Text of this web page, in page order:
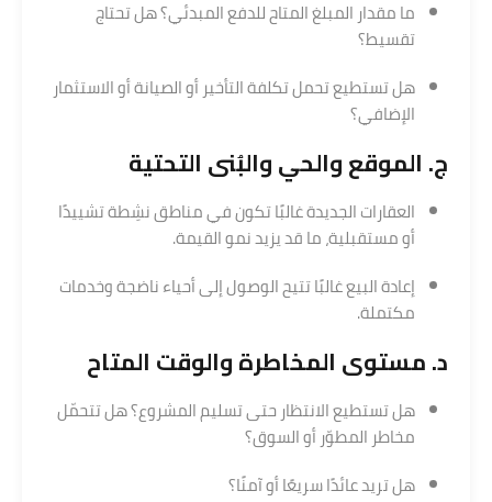
ما مقدار المبلغ المتاح للدفع المبدئي؟ هل تحتاج
تقسيط؟
هل تستطيع تحمل تكلفة التأخير أو الصيانة أو الاستثمار
الإضافي؟
ج. الموقع والحي والبُنى التحتية
العقارات الجديدة غالبًا تكون في مناطق نشِطة تشييدًا
أو مستقبلية، ما قد يزيد نمو القيمة.
إعادة البيع غالبًا تتيح الوصول إلى أحياء ناضجة وخدمات
مكتملة.
د. مستوى المخاطرة والوقت المتاح
هل تستطيع الانتظار حتى تسليم المشروع؟ هل تتحمّل
مخاطر المطوّر أو السوق؟
هل تريد عائدًا سريعًا أو آمنًا؟